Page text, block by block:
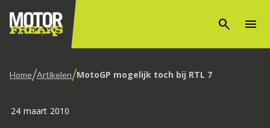
search menu
Home/Artikelen/MotoGP mogelijk toch bij RTL 7
24 maart 2010